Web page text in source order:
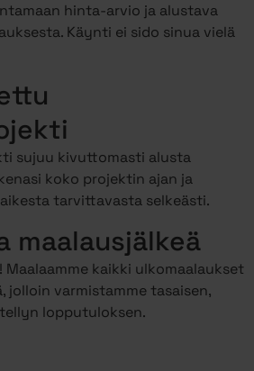
hinta-arvio ja alustava
Käynti ei sido sinua vielä
sujuu kivuttomasti alusta
koko projektin ajan ja
tarvittavasta selkeästi.
maalausjälkeä
Maalaamme kaikki ulkomaalaukset
jolloin varmistamme tasaisen,
lopputuloksen.